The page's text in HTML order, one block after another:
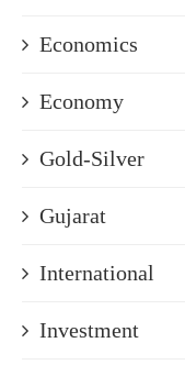
Economics
Economy
Gold-Silver
Gujarat
International
Investment